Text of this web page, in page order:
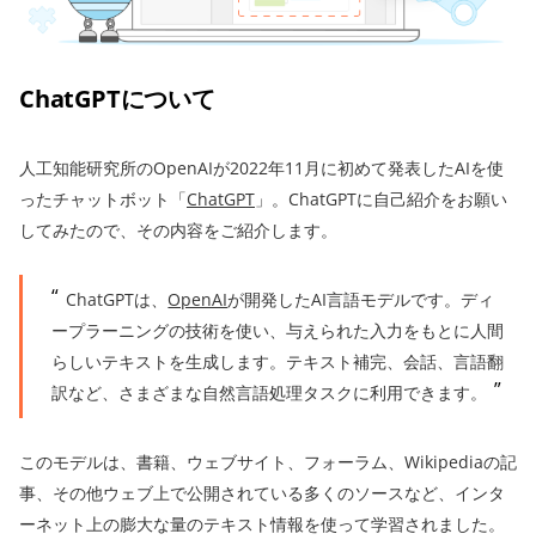
ChatGPTについて
人工知能研究所のOpenAIが2022年11月に初めて発表したAIを使
ったチャットボット「ChatGPT 」。ChatGPTに自己紹介をお願い
してみたので、その内容をご紹介します。
ChatGPTは、 OpenAIが開発したAI言語モデルです。ディ
ープラーニングの技術を使い、与えられた入力をもとに人間
らしいテキストを生成します。テキスト補完、会話、言語翻
訳など、さまざまな自然言語処理タスクに利用できます。
このモデルは、書籍、ウェブサイト、フォーラム、Wikipediaの記
事、その他ウェブ上で公開されている多くのソースなど、インタ
ーネット上の膨大な量のテキスト情報を使って学習されました。